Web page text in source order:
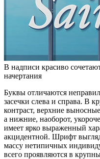
В надписи красиво
начертания
Буквы отличаются
засечки слева и справа. В
контраст, верхние
а нижние, наоборот,
имеет ярко выраженный
акцидентной. Шрифт
массу нетипичных
всего проявляются в